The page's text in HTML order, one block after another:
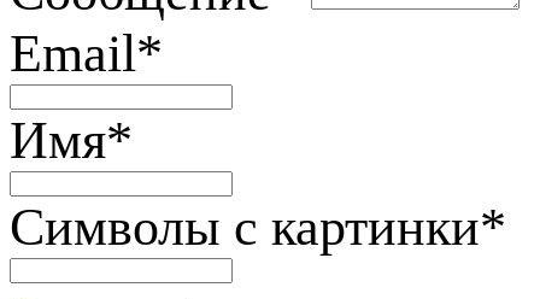
Email*
Имя*
Символы с картинки*